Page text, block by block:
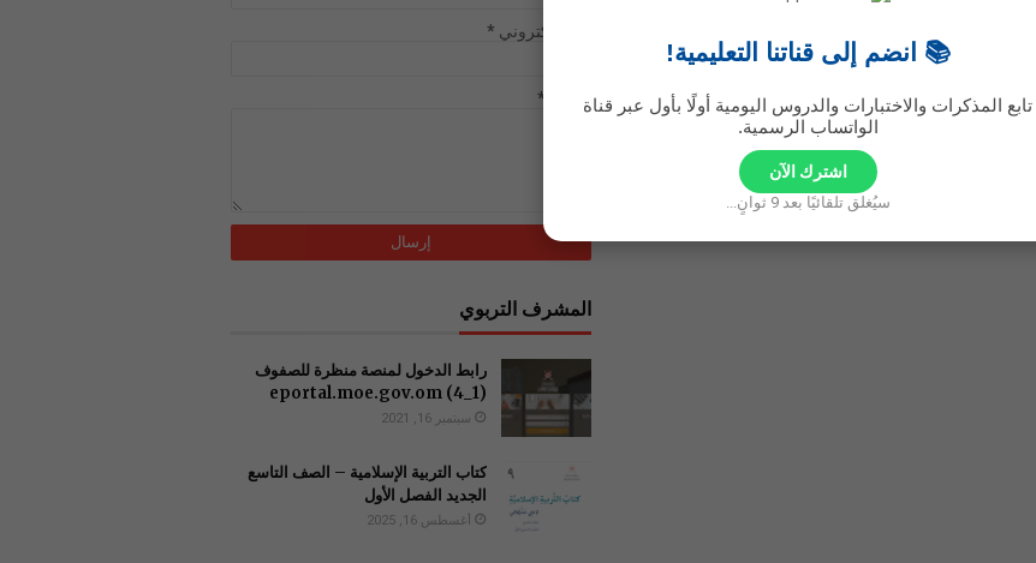
📚 انضم إلى قناتنا التعليمية!
تابع المذكرات والاختبارات والدروس اليومية أولًا بأول عبر قناة
الواتساب الرسمية.
اشترك الآن
سيُغلق تلقائيًا بعد8 ثوانٍ...
بريد إلكتروني *
رسالة *
المشرف التربوي
رابط الدخول لمنصة منظرة للصفوف
(1_4) ‏eportal.moe.gov.om
سبتمبر 16, 2021
كتاب التربية الإسلامية – الصف التاسع
الجديد الفصل الأول
أغسطس 16, 2025